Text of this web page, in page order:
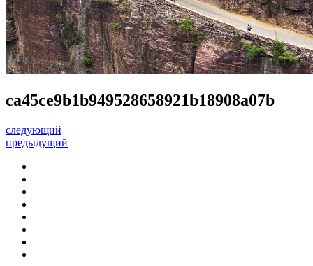
ca45ce9b1b949528658921b18908a07b
следующий
предыдущий